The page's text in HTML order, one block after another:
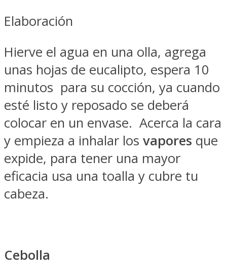
Elaboración
Hierve el agua en una olla, agrega
unas hojas de eucalipto, espera 10
minutos para su cocción, ya cuando
esté listo y reposado se deberá
colocar en un envase. Acerca la cara
y empieza a inhalar los vapores que
expide, para tener una mayor
eficacia usa una toalla y cubre tu
cabeza.
Cebolla